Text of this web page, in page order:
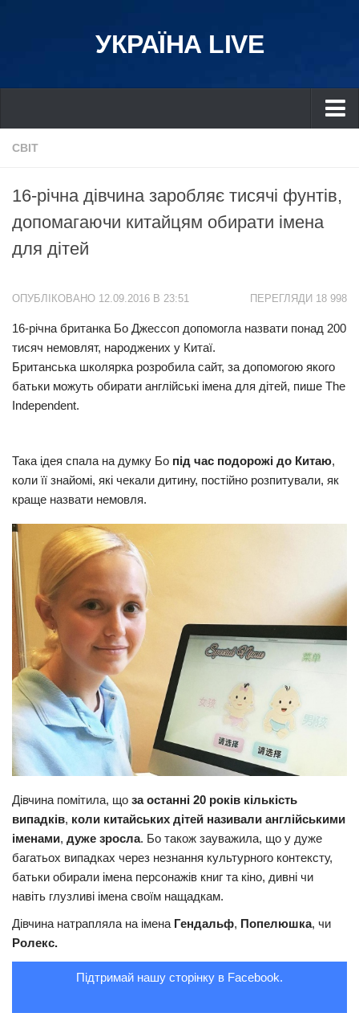
УКРАЇНА LIVE
Україна
Дніпро
Львів
Івано-Франківськ
Донбас
Одеса
Прикарпаття
Економіка
Цікаво
Наука
Технології
Історії
Рецепти
Привітання
Здоров’я
Події
Кримінал
Трагедії
Курйози
Суспільство
Культура
Шоу-біз
СВІТ
16-річна дівчина заробляє тисячі фунтів,
допомагаючи китайцям обирати імена
для дітей
ПЕРЕГЛЯДИ 18 998
ОПУБЛІКОВАНО 12.09.2016 В 23:51
16-річна британка Бо Джессоп допомогла назвати понад 200
тисяч немовлят, народжених у Китаї.
Британська школярка розробила сайт, за допомогою якого
батьки можуть обирати англійські імена для дітей, пише The
Independent.
Така ідея спала на думку Бо під час подорожі до Китаю,
коли її знайомі, які чекали дитину, постійно розпитували, як
краще назвати немовля.
Дівчина помітила, що за останні 20 років кількість
випадків, коли китайських дітей називали англійськими
іменами, дуже зросла. Бо також зауважила, що у дуже
багатьох випадках через незнання культурного контексту,
батьки обирали імена персонажів книг та кіно, дивні чи
навіть глузливі імена своїм нащадкам.
Дівчина натрапляла на імена Гендальф, Попелюшка, чи
Ролекс.
Підтримай нашу сторінку в Facebook.